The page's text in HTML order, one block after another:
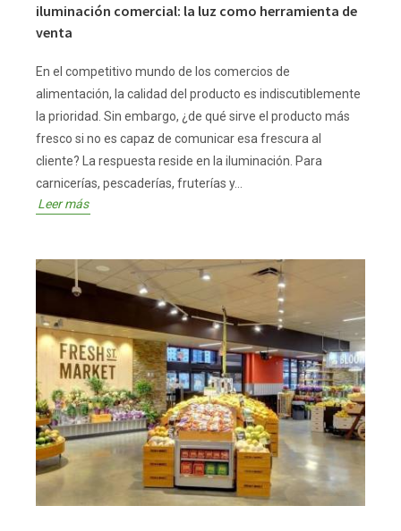
iluminación comercial: la luz como herramienta de
venta
En el competitivo mundo de los comercios de
alimentación, la calidad del producto es indiscutiblemente
la prioridad. Sin embargo, ¿de qué sirve el producto más
fresco si no es capaz de comunicar esa frescura al
cliente? La respuesta reside en la iluminación. Para
carnicerías, pescaderías, fruterías y...
Leer más